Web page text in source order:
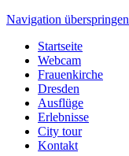
Navigation überspringen
Startseite
Webcam
Frauenkirche
Dresden
Ausflüge
Erlebnisse
City tour
Kontakt